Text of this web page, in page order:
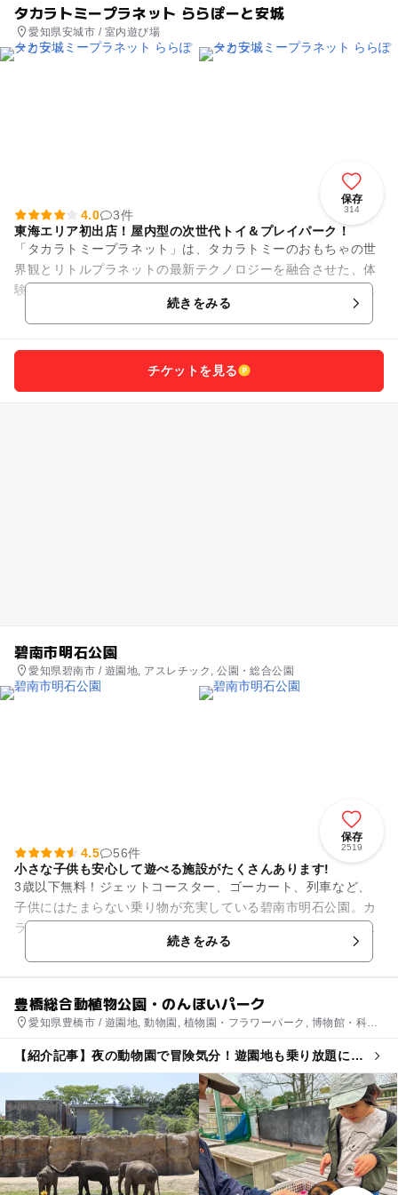
タカラトミープラネット ららぽーと安城
愛知県安城市 / 室内遊び場
保存
314
4.0
3件
東海エリア初出店！屋内型の次世代トイ＆プレイパーク！
「タカラトミープラネット」は、タカラトミーのおもちゃの世
界観とリトルプラネットの最新テクノロジーを融合させた、体
験型アトラクションを楽しめる屋内型の次世代トイ＆プレイパ
続きをみる
チケットを見る
碧南市明石公園
愛知県碧南市 / 遊園地, アスレチック, 公園・総合公園
保存
2519
4.5
56件
小さな子供も安心して遊べる施設がたくさんあります!
3歳以下無料！ジェットコースター、ゴーカート、列車など、
子供にはたまらない乗り物が充実している碧南市明石公園。カ
ラフルな遊具は見ているだけでも楽しい気分に。しかも料金が
ほとんど100円程度で済ん...続きをみる
豊橋総合動植物公園・のんほいパーク
愛知県豊橋市 / 遊園地, 動物園, 植物園・フラワーパーク, 博物館・科学
【紹介記事】夜の動物園で冒険気分！遊園地も乗り放題にな